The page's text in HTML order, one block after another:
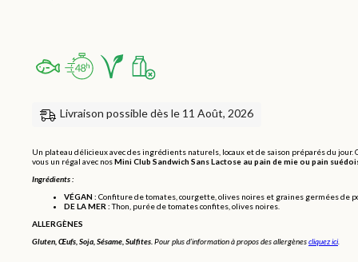
Livraison possible dès le 11 Août, 2026
Un plateau délicieux avec des ingrédients naturels, locaux et de saison préparés du jour.
vous un régal avec nosMini Club Sandwich Sans Lactose au pain de mie ou pain
Ingrédients :
VÉGAN : Confiture de tomates, courgette, olives noires et graines germées de
DE LA MER :Thon, purée de tomates confites, olives noires.
ALLERGÈNES
Gluten, Œufs, Soja, Sésame, Sulfites. Pour plus d’information à propos des allergènescliquez ici.